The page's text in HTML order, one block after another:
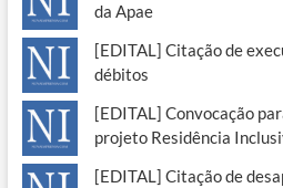
da Apae
[EDITAL] Citação de
débitos
[EDITAL] Convocação
projeto Residência
[EDITAL] Citação de